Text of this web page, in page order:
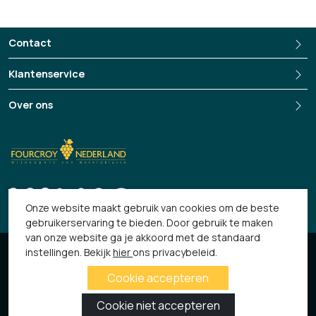
combinatie van traditionele methoden en moderne
inzichten resulteert in zoete wijnen met een perfecte
https://www.domaine-des-hauts-perrays.com/
Contact
Klantenservice
Over ons
© 2026 Fourcroy
Algemene Voorwaarden
Onze website maakt gebruik van cookies om de beste
gebruikerservaring te bieden. Door gebruik te maken
van onze website ga je akkoord met de standaard
instellingen. Bekijkhier ons privacybeleid.